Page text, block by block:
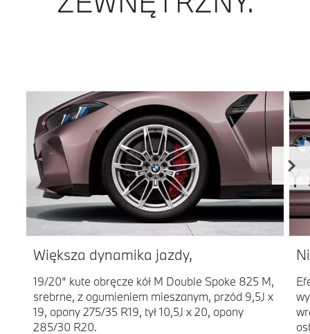
Większa dynamika jazdy,
19/20” kute obręcze kół M Double Spoke 825 M,
srebrne, z ogumieniem mieszanym, przód 9,5J x
19, opony 275/35 R19, tył 10,5J x 20, opony
285/30 R20.